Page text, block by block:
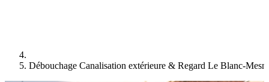
Débouchage Canalisation extérieure & Regard Le Blanc-